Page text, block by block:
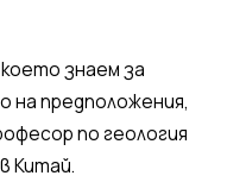
знаем за
на предположения,
по геология
Китай.